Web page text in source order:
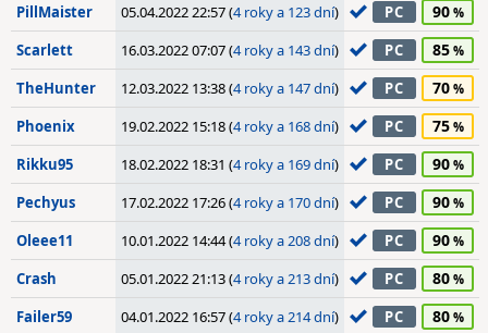
PillMaister 05.04.2022 22:57 (4 roky a 123 dní) PC 90
Scarlett 16.03.2022 07:07 (4 roky a 143 dní) PC 85
TheHunter 12.03.2022 13:38 (4 roky a 147 dní) PC 70
Phoenix 19.02.2022 15:18 (4 roky a 168 dní) PC 75
Rikku95 18.02.2022 18:31 (4 roky a 169 dní) PC 90
Pechyus 17.02.2022 17:26 (4 roky a 170 dní) PC 90
Oleee11 10.01.2022 14:44 (4 roky a 208 dní) PC 90
Crash 05.01.2022 21:13 (4 roky a 213 dní) PC 80
Failer59 04.01.2022 16:57 (4 roky a 214 dní) PC 80